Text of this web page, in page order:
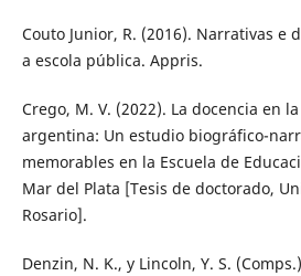
Couto Junior, R. (2016). Narrativas e
a escola pública. Appris.
Crego, M. V. (2022). La docencia en
argentina: Un estudio biográfico-
memorables en la Escuela de
Mar del Plata [Tesis de doctorado,
Rosario].
Denzin, N. K., y Lincoln, Y. S.